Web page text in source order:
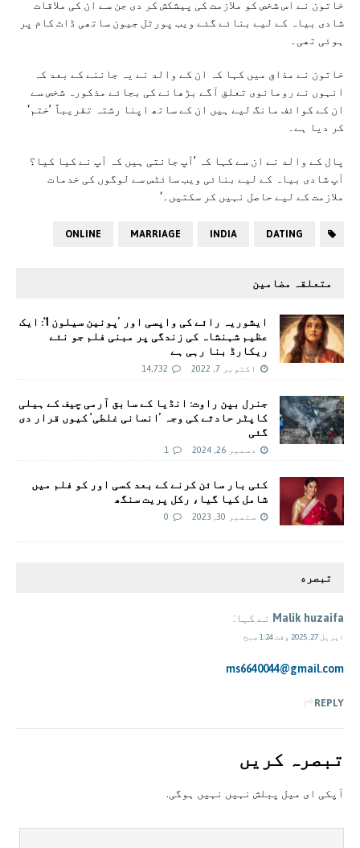
خاتون نے اس شخص کو ملازمت کی پیشکش کر دی جن سے ان کی ملاقات
شادی بیاہ کے لیے بنائے گئے ویب پورٹل جیون ساتھی ڈاٹ کام پر
ہوئی تھی۔
خاتون نے مذاق میں کہا کہ ان کے والد نے یہ جاننے کے بعد کہ
انہوں نے رومانوی تعلق آگے بڑھانے کی بجائے مذکورہ شخص سے
ان کے کوائف مانگ لیے ہیں ان کے ساتھ اپنا رشتہ تقریباً ’ختم‘
کر دیا ہے۔
پال کے والد نے ان سے کہا کہ ’آپ جانتی ہیں کہ آپ نے کیا کیا؟
آپ شادی بیاہ کے لیے بنائی ویب سائٹس سے لوگوں کی خدمات
ملازمت کے لیے حاصل نہیں کر سکتیں۔‘
DATING
INDIA
MARRIAGE
ONLINE
متعلقہ مضامین
ایشوریہ رائے کی واپسی اور ’پونین سیلون 1‘: ایک
عظیم شہنشاہ کی زندگی پر مبنی فلم جو نئے
ریکارڈ بنا رہی ہے
اکتوبر 7, 2022 14,732
جنرل بپن راوت: انڈیا کے سابق آرمی چیف کے ہیلی
کاپٹر حادثے کی وجہ ’انسانی غلطی‘ کیوں قرار دی
گئی
دسمبر 26, 2024 1
کئی بار سائن کرنے کے بعد کسی اور کو فلم میں
شامل کیا گیا، رکل پریت سنگھ
ستمبر 30, 2023 0
تبصره
Malik huzaifa نے کہا:
اپریل 27, 2025 وقت 1:24 صبح
ms6640044@gmail.com
REPLY
تبصرہ کريں
آپکی ای ميل پبلش نہيں نہيں ہوگی.